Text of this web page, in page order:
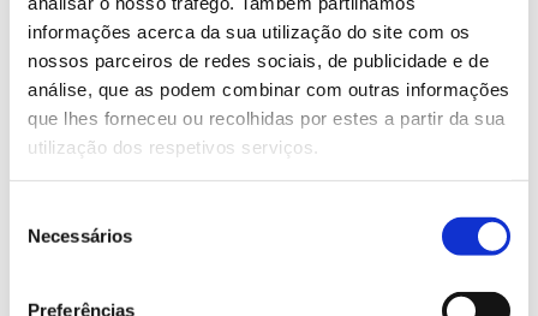
informações acerca da sua utilização do site com os
nossos parceiros de redes sociais, de publicidade e de
análise, que as podem combinar com outras informações
que lhes forneceu ou recolhidas por estes a partir da sua
utilização dos respetivos serviços.
Necessários
Preferências
Continuous monitoring of equipment
performance
Predictive maintenance based on real data
Scenario simulation without interrupting
Strategic decision-making supported by